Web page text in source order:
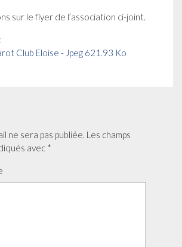
sur le flyer de l’association ci-joint.
Club Eloise - Jpeg 621.93 Ko
ne sera pas publiée. Les champs
avec *